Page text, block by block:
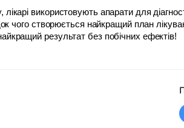
використовують апарати для
чого створюється найкращий план
результат без побічних ефектів!